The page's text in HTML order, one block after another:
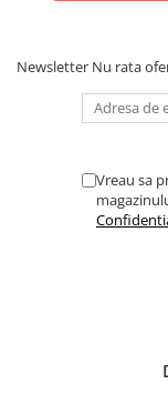
Newsletter Nu rata
Vreau sa